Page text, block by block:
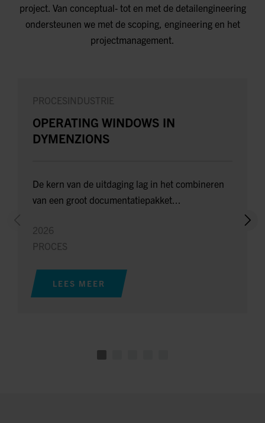
project. Van conceptual- tot en met de detailengineering
ondersteunen we met de scoping, engineering en het
projectmanagement.
PROCESINDUSTRIE
OPERATING WINDOWS IN
DYMENZIONS
De kern van de uitdaging lag in het combineren
van een groot documentatiepakket...
2026
PROCES
LEES MEER